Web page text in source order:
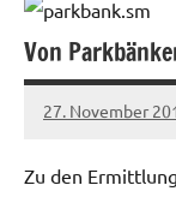
Von
27. November
admin
Zu den